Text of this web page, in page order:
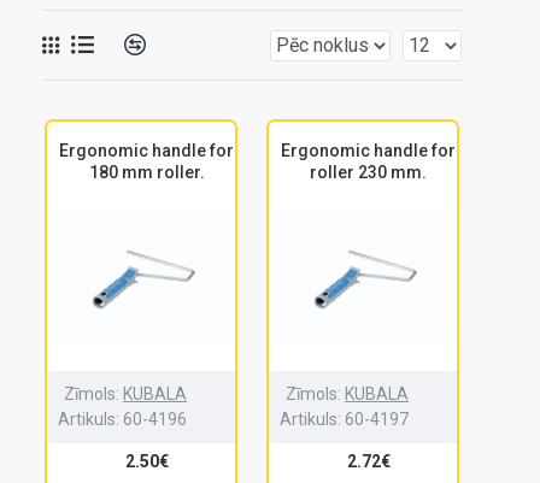
Ergonomic handle for
180 mm roller.
Zīmols: KUBALA
Artikuls: 60-4196
2.50€
Ergonomic handle for
roller 230 mm.
Zīmols: KUBALA
Artikuls: 60-4197
2.72€